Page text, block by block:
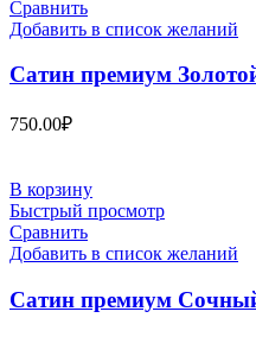
Сравнить
Добавить в список желаний
Сатин премиум
750.00₽
В корзину
Быстрый просмотр
Сравнить
Добавить в список желаний
Сатин премиум